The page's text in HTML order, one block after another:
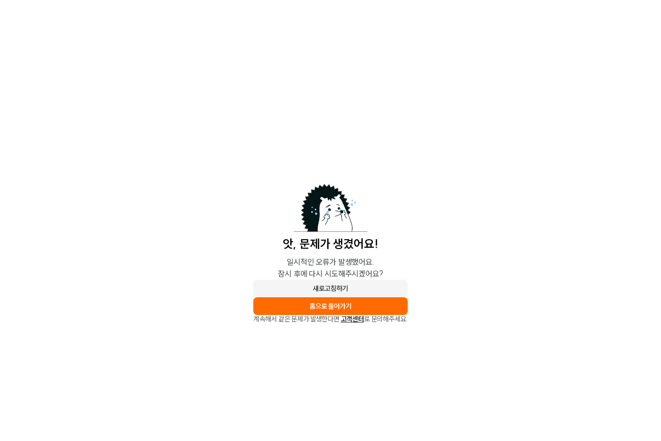
앗, 문제가 생겼어요!
일시적인 오류가 발생했어요.
잠시 후에 다시 시도해주시겠어요?
새로고침하기
홈으로 돌아가기
계속해서 같은 문제가 발생한다면 고객센터로 문의해주세요.